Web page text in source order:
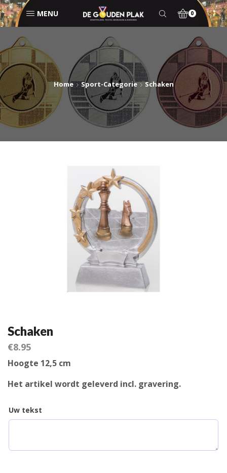
MENU 0
Home Sport-Categorie Schaken
Schaken
€8.95
Hoogte 12,5 cm
Het artikel wordt geleverd incl. gravering.
Uw tekst